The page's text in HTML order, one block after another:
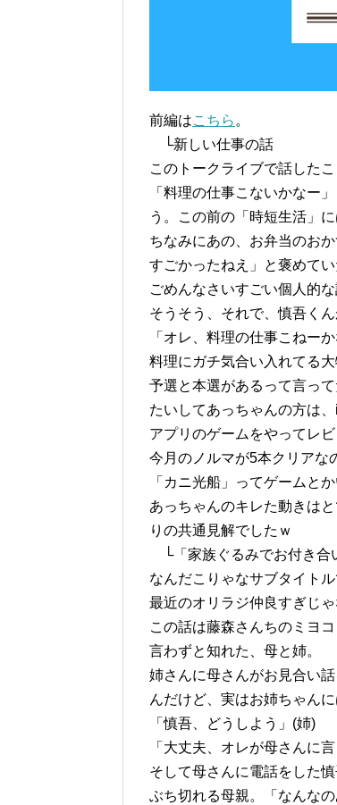
前編はこちら 。
└新しい仕事の話
このトークライブで話した
「料理の仕事こないかなー
う。この前の「時短生活」に
ちなみにあの、お弁当のお
すごかったねえ」と褒めて
ごめんなさいすごい個人的
そうそう、それで、慎吾く
「オレ、料理の仕事こねー
料理にガチ気合い入れてる
予選と本選があるって言っ
たいしてあっちゃんの方は
アプリのゲームをやってレビ
今月のノルマが5本クリアな
「カニ光船」ってゲームとか
あっちゃんのキレた動きは
りの共通見解でしたｗ
└「家族ぐるみでお付き合
なんだこりゃなサブタイト
最近のオリラジ仲良すぎじ
この話は藤森さんちのミヨ
言わずと知れた、母と姉。
姉さんに母さんがお見合い
んだけど、実はお姉ちゃん
「慎吾、どうしよう」(姉)
「大丈夫、オレが母さんに
そして母さんに電話をした慎
ぶち切れる母親。「なんな